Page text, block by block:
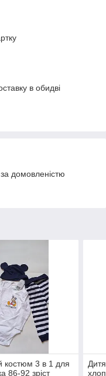
в обидві
домовленістю
костюм 3 в 1 для
86-92 зріст